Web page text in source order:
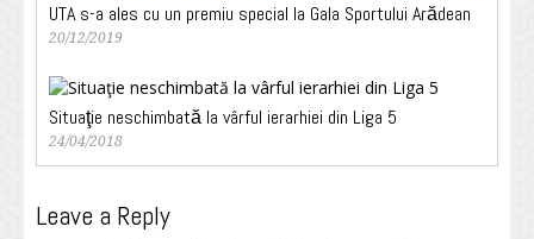
UTA s-a ales cu un premiu special la Gala Sportului Arădean
20/12/2019
Situaţie neschimbată la vârful ierarhiei din Liga 5
24/04/2018
Leave a Reply